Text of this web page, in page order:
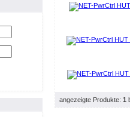
angezeigte Produkte: 1